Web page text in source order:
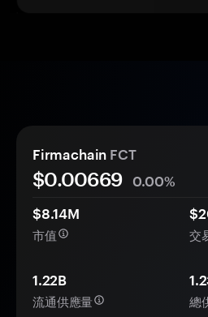
Firmachain FCT
$0.00669
0.00%
$8.14M
市值 交
1.22B
流通供應量 總